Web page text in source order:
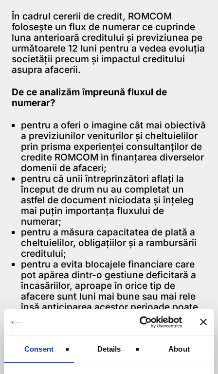
Consent Details About
În cadrul cererii de credit, ROMCOM
folosește un flux de numerar ce cuprinde
luna anterioară creditului și previziunea pe
următoarele 12 luni pentru a vedea evoluția
societății precum și impactul creditului
asupra afacerii.
De ce analizăm împreună fluxul de
numerar?
pentru a oferi o imagine cât mai obiectivă
a previziunilor veniturilor și cheltuielilor
prin prisma experienței consultanților de
credite ROMCOM in finanțarea diverselor
domenii de afaceri;
pentru că unii întreprinzători aflați la
început de drum nu au completat un
astfel de document niciodata și înțeleg
mai puțin importanța fluxului de
numerar;
pentru a măsura capacitatea de plată a
cheltuielilor, obligațiilor și a rambursării
creditului;
pentru a evita blocajele financiare care
pot apărea dintr-o gestiune deficitară a
încasăriilor, aproape în orice tip de
afacere sunt luni mai bune sau mai rele
însă anticiparea acestor perioade poate
face diferența între o afacere bună și una
pentru a analiza capacitatea de
dezvoltare a unei societați;
pentru a previziona niște indicatori